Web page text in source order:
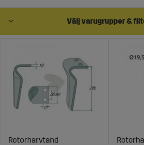
Välj varugrupper &
Rotorharvtand